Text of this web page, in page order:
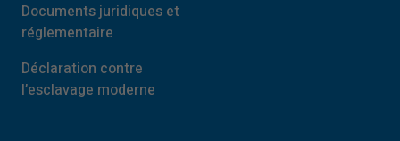
Documents juridiques et
réglementaire
Déclaration contre
l’esclavage moderne